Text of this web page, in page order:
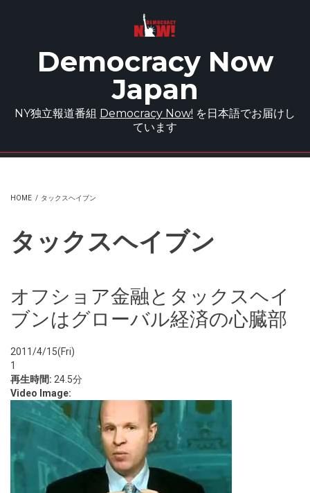
Democracy Now
Japan
NY独立報道番組 Democracy Now! を日本語でお届けし
ています
HOME / タックスヘイブン
タックスヘイブン
オフショア金融とタックスヘイ
ブンはグローバル経済の心臓部
2011/4/15(Fri)
1
再生時間: 24.5分
Video Image: